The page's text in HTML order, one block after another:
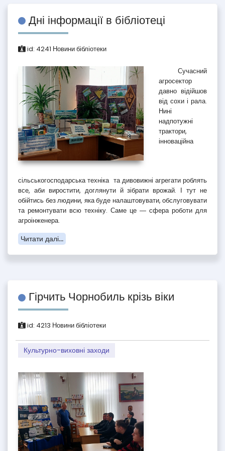
Дні інформації в бібліотеці
id: 4241 Новини бібліотеки
Сучасний
агросектор
давно відійшов
від сохи і рала.
Нині
надпотужні
трактори,
інноваційна
сільськогосподарська техніка та дивовижні агрегати роблять
все, аби виростити, доглянути й зібрати врожай. І тут не
обійтись без людини, яка буде налаштовувати, обслуговувати
та ремонтувати всю техніку. Саме це ― сфера роботи для
агроінженера.
Читати далі...
Гірчить Чорнобиль крізь віки
id: 4213 Новини бібліотеки
Культурно-виховні заходи